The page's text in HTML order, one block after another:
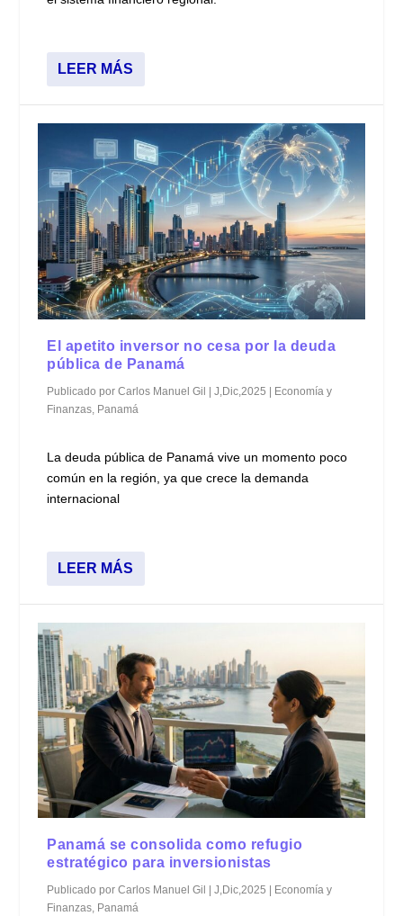
LEER MÁS
El apetito inversor no cesa por la deuda
pública de Panamá
Publicado porCarlos Manuel Gil |J,Dic,2025 | Economía y
Finanzas Panamá
La deuda pública de Panamá vive un momento poco
común en la región, ya que crece la demanda
internacional
LEER MÁS
Panamá se consolida como refugio
estratégico para inversionistas
Publicado porCarlos Manuel Gil |J,Dic,2025
Economía y
Finanzas, Panamá